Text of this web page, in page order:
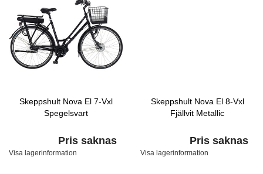
Skeppshult Nova El 7-Vxl
Spegelsvart
Pris saknas
Visa lagerinformation
Skeppshult Nova El 8-Vxl
Fjällvit Metallic
Pris saknas
Visa lagerinformation